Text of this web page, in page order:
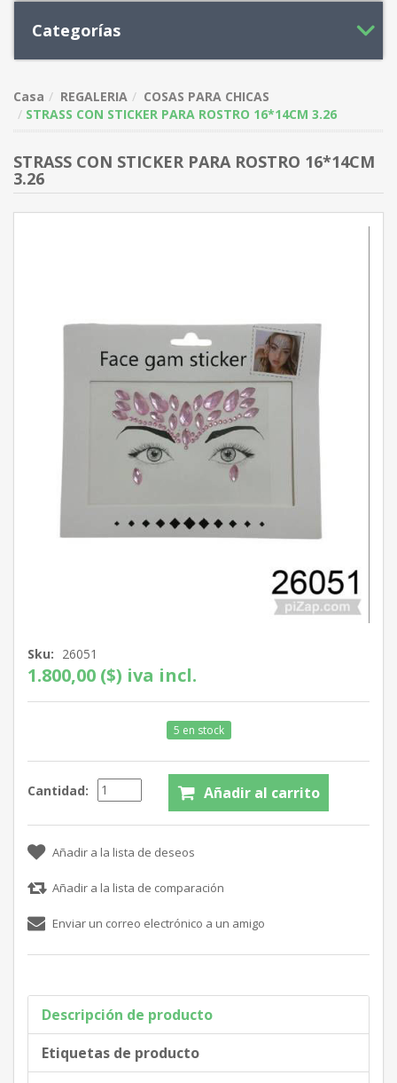
Categorías
Casa REGALERIA
COSAS PARA CHICAS
STRASS CON STICKER PARA ROSTRO 16*14CM 3.26
STRASS CON STICKER PARA ROSTRO 16*14CM
3.26
Sku: 26051
1.800,00 ($) iva incl.
5 en stock
Cantidad:
Descripción de producto
Etiquetas de producto